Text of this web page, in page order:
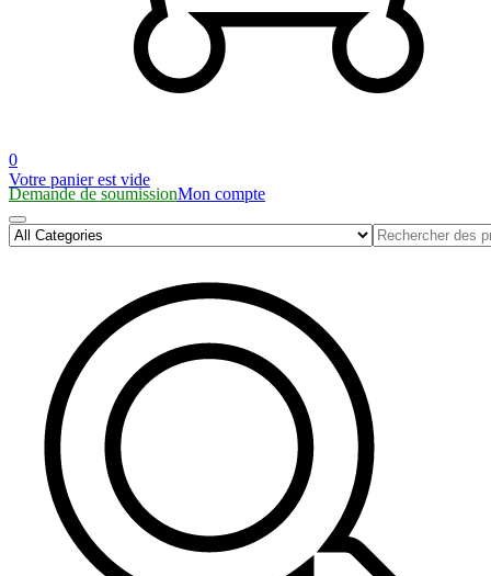
0
Votre panier est vide
Demande de soumissionMon compte